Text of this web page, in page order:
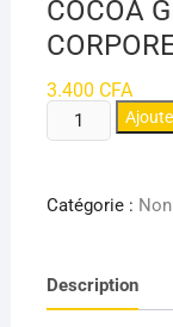
COCOA
3.400 CFA
quantité
de
VASELINE
GLOW
BEURRE
Catégorie :
Description